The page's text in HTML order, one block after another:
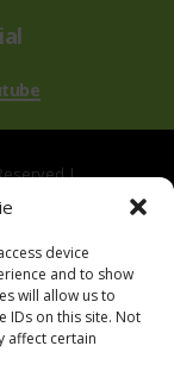
device
and to show
will allow us to
IDs on this site. Not
affect certain
|
| P.IVA
|